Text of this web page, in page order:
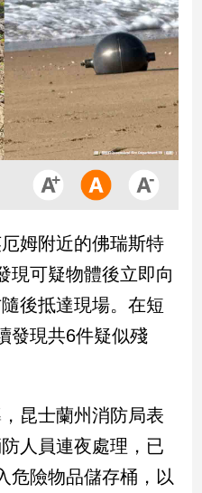
姆附近的佛瑞斯特
現可疑物體後立即向
後抵達現場。在短
發現共6件疑似殘
昆士蘭州消防局表
人員連夜處理，已
危險物品儲存桶，以